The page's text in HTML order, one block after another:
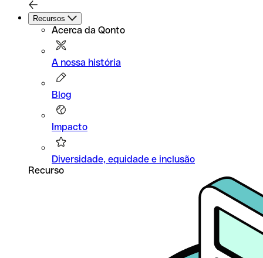
Recursos
Acerca da Qonto
A nossa história
Blog
Impacto
Diversidade, equidade e inclusão
Recurso